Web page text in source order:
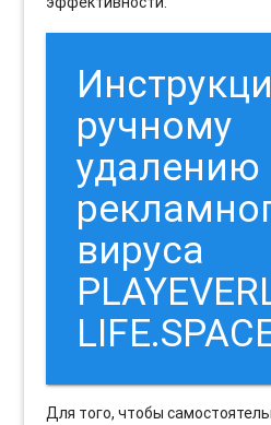
ручному
удалению
вируса
Для того, чтобы